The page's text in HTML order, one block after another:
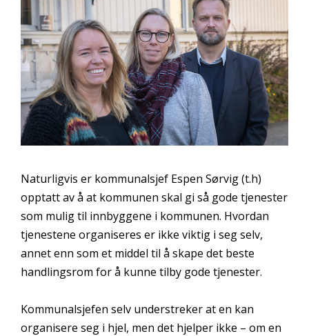
Naturligvis er kommunalsjef Espen Sørvig (t.h)
opptatt av å at kommunen skal gi så gode tjenester
som mulig til innbyggene i kommunen. Hvordan
tjenestene organiseres er ikke viktig i seg selv,
annet enn som et middel til å skape det beste
handlingsrom for å kunne tilby gode tjenester.
Kommunalsjefen selv understreker at en kan
organisere seg i hjel, men det hjelper ikke – om en